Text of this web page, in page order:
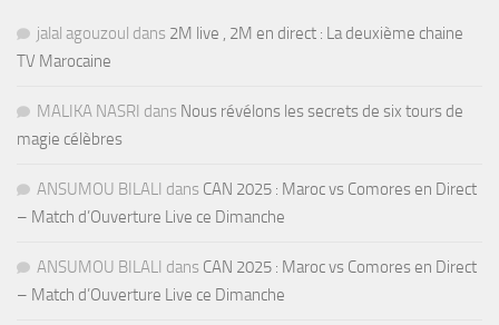
jalal agouzoul dans 2M live , 2M en direct : La deuxième chaine
TV Marocaine
MALIKA NASRI dans Nous révélons les secrets de six tours de
magie célèbres
ANSUMOU BILALI dans CAN 2025 : Maroc vs Comores en Direct
– Match d’Ouverture Live ce Dimanche
ANSUMOU BILALI dans CAN 2025 : Maroc vs Comores en Direct
– Match d’Ouverture Live ce Dimanche